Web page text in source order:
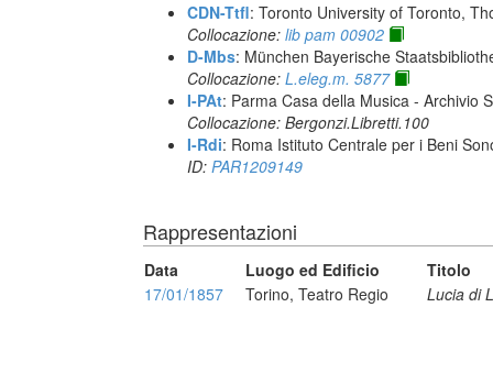
CDN-Ttfl: Toronto University of Toronto,
Collocazione: lib pam 00902
D-Mbs: München Bayerische
Collocazione: L.eleg.m. 5877
I-PAt: Parma Casa della Musica - Archivio
Collocazione: Bergonzi.Libretti.100
I-Rdi: Roma Istituto Centrale per i Beni
ID: PAR1209149
Rappresentazioni
Data Luogo ed Edificio
Titolo
17/01/1857
Torino, Teatro Regio Lucia di